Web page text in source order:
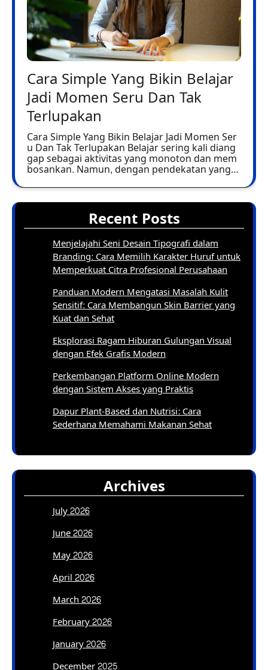
Cara Simple Yang Bikin Belajar
Jadi Momen Seru Dan Tak
Terlupakan
Cara Simple Yang Bikin Belajar Jadi Momen Ser
u Dan Tak Terlupakan Belajar sering kali diang
gap sebagai aktivitas yang monoton dan mem
bosankan. Namun, dengan pendekatan yang…
Recent Posts
Menjelajahi Seni Desain Tipografi dalam
Branding: Cara Memilih Karakter Huruf untuk
Memperkuat Citra Profesional Perusahaan
Panduan Modern Mengatasi Masalah Kulit
Sensitif: Cara Membangun Skin Barrier yang
Kuat dan Sehat
Eksplorasi Ragam Hiburan Gulungan Visual
dengan Efek Grafis Modern
Perkembangan Platform Online Modern
dengan Sistem Akses yang Praktis
Dapur Plant-Based dan Nutrisi: Cara
Sederhana Memahami Makanan Sehat
Archives
July 2026
June 2026
May 2026
April 2026
March 2026
February 2026
January 2026
December 2025